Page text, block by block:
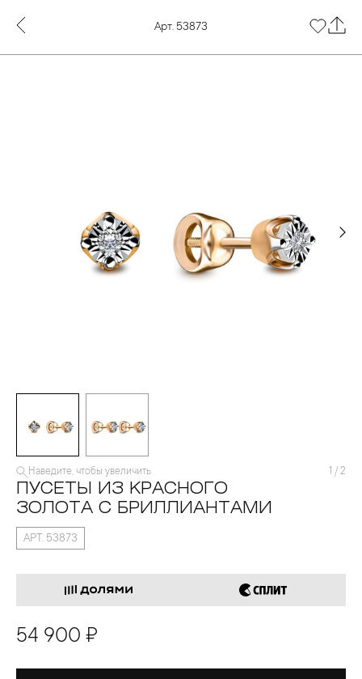
Арт. 53873
Наведите, чтобы увеличить 1 / 2
ПУСЕТЫ ИЗ КРАСНОГО
ЗОЛОТА С БРИЛЛИАНТАМИ
АРТ. 53873
54 900 ₽